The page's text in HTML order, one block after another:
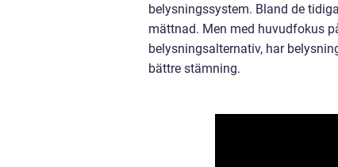
belysningssystem. Bland de
mättnad. Men med huvudfokus
belysningsalternativ, har
bättre stämning.